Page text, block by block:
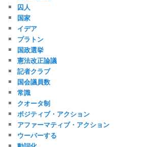
囚人
国家
イデア
プラトン
国政選挙
憲法改正論議
記者クラブ
国会議員数
常識
クオータ制
ポジティブ・アクション
アファーマティブ・アクション
ウーバーする